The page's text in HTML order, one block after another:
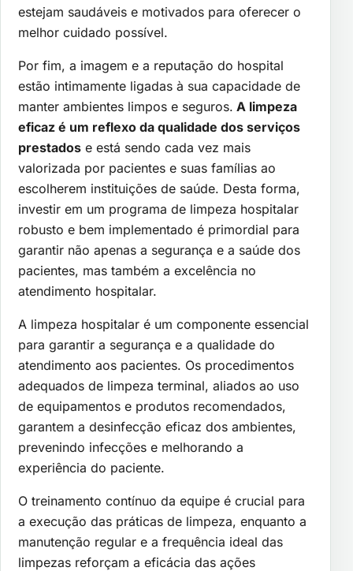
estejam saudáveis e motivados para oferecer o
melhor cuidado possível.
Por fim, a imagem e a reputação do hospital
estão intimamente ligadas à sua capacidade de
manter ambientes limpos e seguros. A limpeza
eficaz é um reflexo da qualidade dos serviços
prestados e está sendo cada vez mais
valorizada por pacientes e suas famílias ao
escolherem instituições de saúde. Desta forma,
investir em um programa de limpeza hospitalar
robusto e bem implementado é primordial para
garantir não apenas a segurança e a saúde dos
pacientes, mas também a excelência no
atendimento hospitalar.
A limpeza hospitalar é um componente essencial
para garantir a segurança e a qualidade do
atendimento aos pacientes. Os procedimentos
adequados de limpeza terminal, aliados ao uso
de equipamentos e produtos recomendados,
garantem a desinfecção eficaz dos ambientes,
prevenindo infecções e melhorando a
experiência do paciente.
O treinamento contínuo da equipe é crucial para
a execução das práticas de limpeza, enquanto a
manutenção regular e a frequência ideal das
limpezas reforçam a eficácia das ações